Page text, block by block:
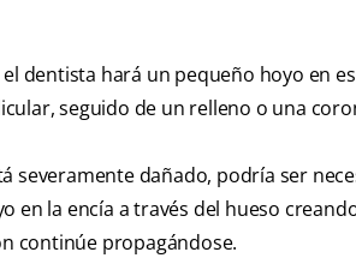
dentista hará un pequeño hoyo en
seguido de un relleno o una
severamente dañado, podría ser
en la encía a través del hueso
continúe propagándose.